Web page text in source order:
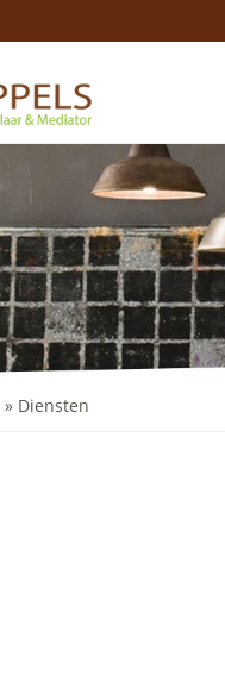
» Diensten